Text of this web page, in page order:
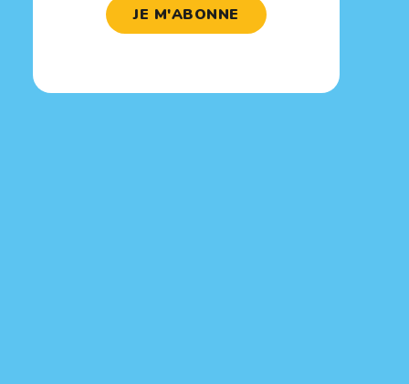
JE M'ABONNE